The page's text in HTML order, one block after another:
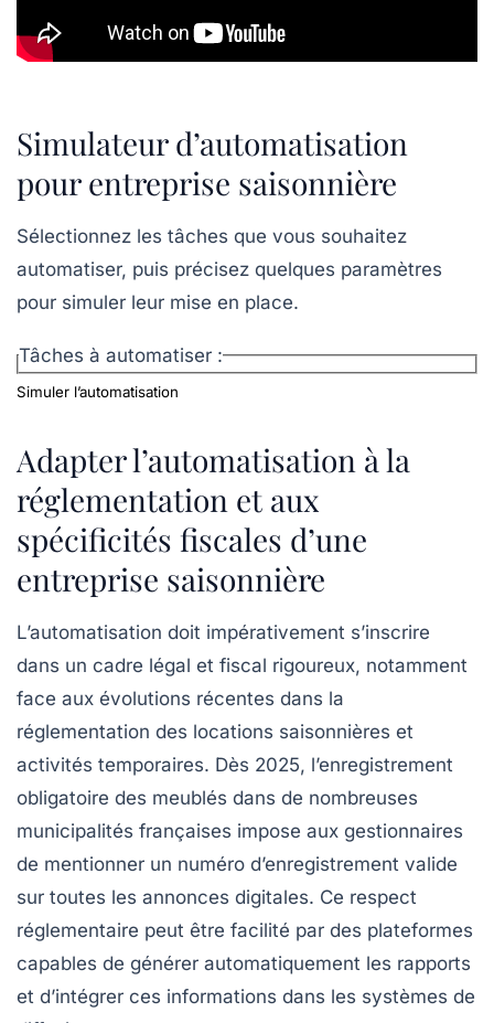
Simulateur d’automatisation
pour entreprise saisonnière
Sélectionnez les tâches que vous souhaitez
automatiser, puis précisez quelques paramètres
pour simuler leur mise en place.
Tâches à automatiser :
Simuler l’automatisation
Adapter l’automatisation à la
réglementation et aux
spécificités fiscales d’une
entreprise saisonnière
L’automatisation doit impérativement s’inscrire
dans un cadre légal et fiscal rigoureux, notamment
face aux évolutions récentes dans la
réglementation des locations saisonnières et
activités temporaires. Dès 2025, l’enregistrement
obligatoire des meublés dans de nombreuses
municipalités françaises impose aux gestionnaires
de mentionner un numéro d’enregistrement valide
sur toutes les annonces digitales. Ce respect
réglementaire peut être facilité par des plateformes
capables de générer automatiquement les rapports
et d’intégrer ces informations dans les systèmes de